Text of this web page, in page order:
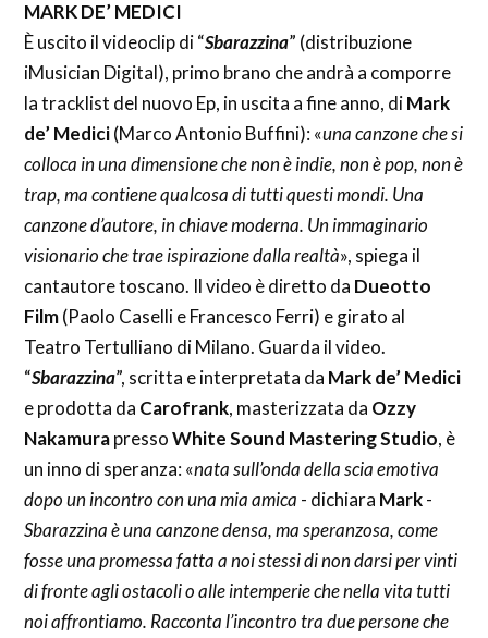
MARK DE’ MEDICI
È uscito il videoclip di “Sbarazzina” (distribuzione
iMusician Digital), primo brano che andrà a comporre
la tracklist del nuovo Ep, in uscita a fine anno, diMark
de’ Medici(Marco Antonio Buffini): «una canzone che si
colloca in una dimensione che non è indie, non è pop, non è
trap, ma contiene qualcosa di tutti questi mondi. Una
canzone d’autore, in chiave moderna. Un immaginario
visionario che trae ispirazione dalla realtà», spiega il
cantautore toscano. Il video è diretto da Dueotto
Film(Paolo Caselli e Francesco Ferri) e girato al
Teatro Tertulliano di Milano. Guarda il video.
“Sbarazzina”, scritta e interpretata da Mark de’ Medici
e prodotta da Carofrank, masterizzata da Ozzy
NakamurapressoWhite Sound Mastering Studio, è
un inno di speranza: «nata sull’onda della scia emotiva
dopo un incontro con una mia amica - dichiara Mark-
Sbarazzina è una canzone densa, ma speranzosa, come
fosse una promessa fatta a noi stessi di non darsi per vinti
di fronte agli ostacoli o alle intemperie che nella vita tutti
noi affrontiamo. Racconta l’incontro tra due persone che